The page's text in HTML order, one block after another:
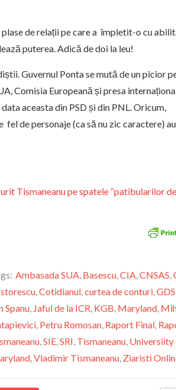
de relații pe care a împletit-o cu
puterea. Adică de doi la leu!
Guvernul Ponta se mută de un picior
Comisia Europeană și presa
aceasta din PSD și din PNL. Oricum,
de personaje (ca să nu zic caractere)
Tismaneanu pe spatele “patibularilor de
Ambasada SUA, Basescu,CIA,CNSAS,
,Cotidianul,curtea de conturi,GDS
Spanu, Jaful de la ICR, KGB, Maryland,
, Petru Romosan, Raport Final,
,SIE,SRI, Tismaneanu, Universiity
,Vladimir Tismaneanu, Ziaristi